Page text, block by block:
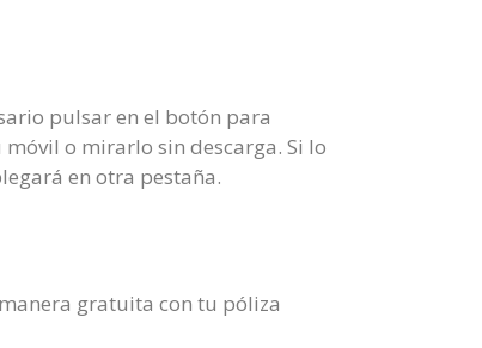
pulsar en el botón para
o mirarlo sin descarga. Si lo
en otra pestaña.
gratuita con tu póliza